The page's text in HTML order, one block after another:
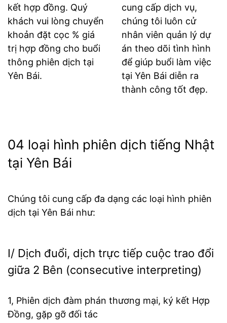
kết hợp đồng. Quý
khách vui lòng chuyển
khoản đặt cọc % giá
trị hợp đồng cho buổi
thông phiên dịch tại
Yên Bái.
cung cấp dịch vụ,
chúng tôi luôn cử
nhân viên quản lý dự
án theo dõi tình hình
để giúp buổi làm việc
tại Yên Bái diễn ra
thành công tốt đẹp.
04 loại hình phiên dịch tiếng Nhật
tại Yên Bái
Chúng tôi cung cấp đa dạng các loại hình phiên
dịch tại Yên Bái như:
I/ Dịch đuổi, dịch trực tiếp cuộc trao đổi
giữa 2 Bên (consecutive interpreting)
1, Phiên dịch đàm phán thương mại, ký kết Hợp
Đồng, gặp gỡ đối tác